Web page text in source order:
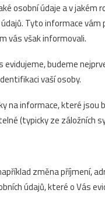
osobní údaje a v
Tyto informace
vás však informovali.
evidujeme, budeme
vaší osoby.
informace, které jsou
(typicky ze záložních
změna příjmení,
údajů, které o Vás